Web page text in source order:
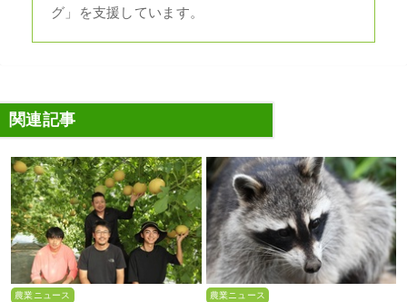
グ」を支援しています。
関連記事
農業ニュース 農業ニュース